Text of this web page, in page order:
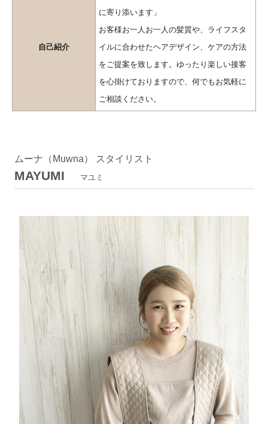
自己紹介
に寄り添います」
お客様お一人お一人の髪質や、ライフスタ
イルに合わせたヘアデザイン、ケアの方法
をご提案を致します。ゆったり楽しい接客
を心掛けておりますので、何でもお気軽に
ご相談ください。
ムーナ（Muwna） スタイリスト
MAYUMI マユミ